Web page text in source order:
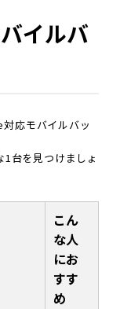
イルバ
応モバイルバッ
台を見つけましょ
こん
な人
にお
すす
め